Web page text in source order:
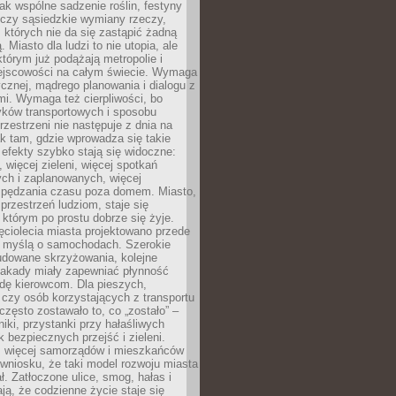
wspólne sadzenie roślin, festyny
sąsiedzkie wymiany rzeczy,
których nie da się zastąpić żadną
Miasto dla ludzi to nie utopia, ale
już podążają metropolie i
na całym świecie. Wymaga
mądrego planowania i dialogu z
Wymaga też cierpliwości, bo
transportowych i sposobu
nie następuje z dnia na
tam, gdzie wprowadza się takie
szybko stają się widoczne:
więcej zieleni, więcej spotkań
i zaplanowanych, więcej
czasu poza domem. Miasto,
ludziom, staje się
po prostu dobrze się żyje.
miasta projektowano przede
o samochodach. Szerokie
skrzyżowania, kolejne
miały zapewniać płynność
kierowcom. Dla pieszych,
osób korzystających z transportu
zostawało to, co „zostało” –
przystanki przy hałaśliwych
bezpiecznych przejść i zieleni.
więcej samorządów i mieszkańców
że taki model rozwoju miasta
Zatłoczone ulice, smog, hałas i
że codzienne życie staje się